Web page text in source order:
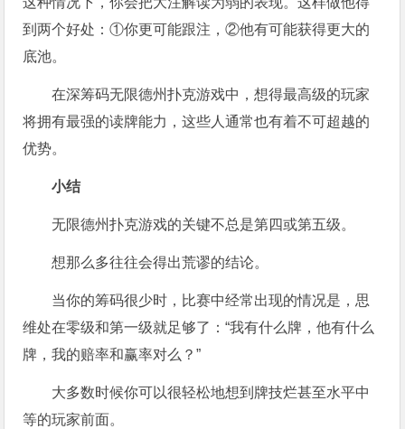
到两个好处：①你更可能跟注，②他有可能获得更大的
底池。
在深筹码无限德州扑克游戏中，想得最高级的玩家
将拥有最强的读牌能力，这些人通常也有着不可超越的
优势。
小结
无限德州扑克游戏的关键不总是第四或第五级。
想那么多往往会得出荒谬的结论。
当你的筹码很少时，比赛中经常出现的情况是，思
维处在零级和第一级就足够了：“我有什么牌，他有什么
牌，我的赔率和赢率对么？”
大多数时候你可以很轻松地想到牌技烂甚至水平中
等的玩家前面。